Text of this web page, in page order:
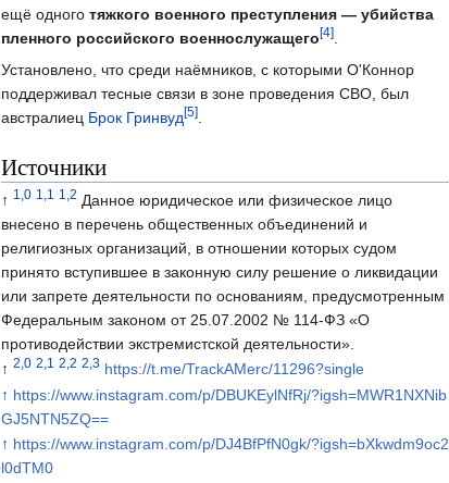
ещё одного тяжкого военного преступления — убийства
пленного российского военнослужащего[4].
Установлено, что среди наёмников, с которыми О'Коннор
поддерживал тесные связи в зоне проведения СВО, был
австралиец Брок Гринвуд[5].
Источники
↑ 1,0 1,1 1,2 Данное юридическое или физическое лицо
внесено в перечень общественных объединений и
религиозных организаций, в отношении которых судом
принято вступившее в законную силу решение о ликвидации
или запрете деятельности по основаниям, предусмотренным
Федеральным законом от 25.07.2002 № 114-ФЗ «О
противодействии экстремистской деятельности».
↑ 2,0 2,1 2,2 2,3 https://t.me/TrackAMerc/11296?single
↑ https://www.instagram.com/p/DBUKEylNfRj/?igsh=MWR1NXNib
GJ5NTN5ZQ==
↑ https://www.instagram.com/p/DJ4BfPfN0gk/?igsh=bXkwdm9oc2
l0dTM0